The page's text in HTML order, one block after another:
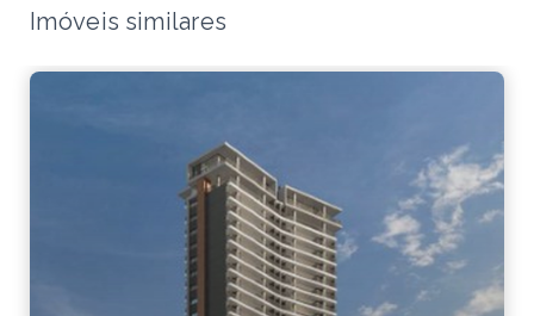
Imóveis similares